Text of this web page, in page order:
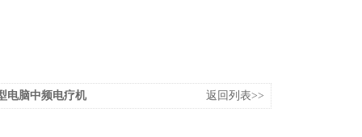
电脑中频电疗机 返回列表>>